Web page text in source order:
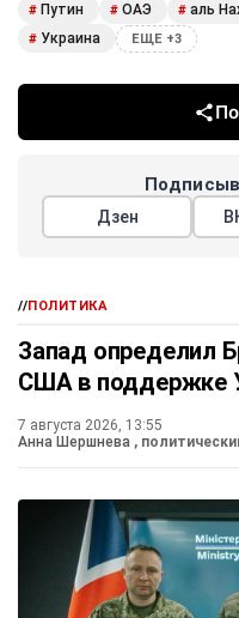
# Путин # ОАЭ # аль
# Украина ЕЩЕ +3
Дзен
//ПОЛИТИКА
Запад определил
США в поддержке
7 августа 2026, 13:55
Анна Шершнева ,